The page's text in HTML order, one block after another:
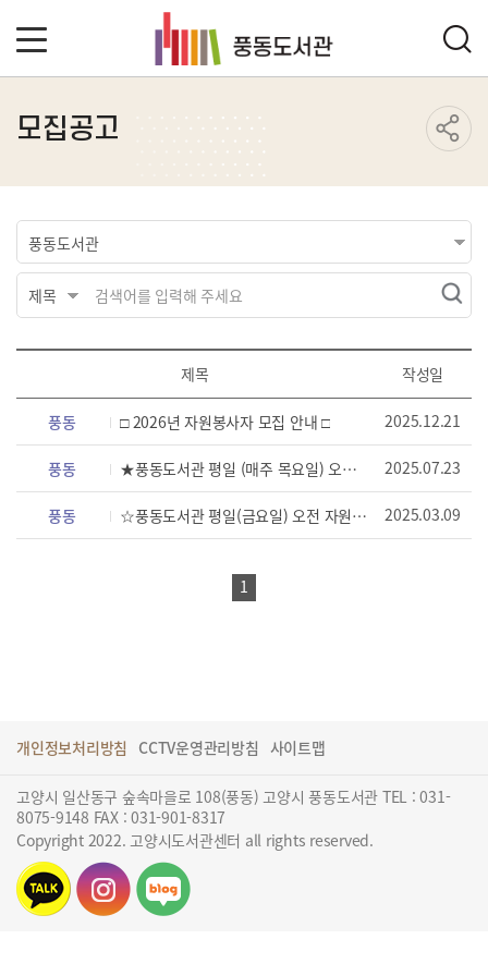
모집공고
제목 작성일
풍동 □ 2026년 자원봉사자 모집 안내 □ 2025.12.21
풍동 ★풍동도서관 평일 (매주 목요일) 오후 자원봉사자 모집 안내★[모집완료] 2025.07.23
풍동 ☆풍동도서관 평일(금요일) 오전 자원봉사자 모집 안내☆[모집완료] 2025.03.09
1
개인정보처리방침 CCTV운영관리방침 사이트맵
고양시 일산동구 숲속마을로 108(풍동) 고양시 풍동도서관 TEL : 031-
8075-9148 FAX : 031-901-8317
Copyright 2022. 고양시도서관센터 all rights reserved.